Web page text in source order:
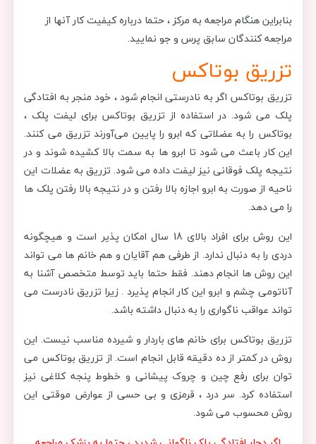
بنابراین هنگام مراجعه به مرکز ، حتما درباره کیفیت کار آنها از
مراجعه کنندگان سابق پرس و جو نمایید.
تزریق بوتاکس
تزریق بوتاکس اگر به نادرستی انجام شود ، خود منجر به افتادگی
پلک می شود. در استفاده از تزریق بوتاکس برای لیفت پلک ،
بوتاکس را به عضلاتی که ابرو را پایین می‌آورند تزریق می کنند.
این کار باعث می شود تا ابرو ها به سمت بالا کشیده شوند و در
نتیجه پلک فوقانی نیز لیفت داده می شود. تزریق به عضلات این
ناحیه از صورت به ابرو اجازه‌ بالا رفتن و در نتیجه بالا رفتن پلک ها
را می دهد.
این روش برای افراد بالای 18 سال امکان پذیر است و هیچگونه
دردی را به دنبال ندارد. از طرفی هم آقایان و هم خانم ها می تواند
این روش ها انجام دهند. فقط حتما باید توسط متخصص آشنا به
آناتومی چشم و ابرو این کار انجام پذیرد . زیرا تزریق نادرست می
تواند عواقب ناگواری را به دنبال داشته باشد.
تزریق بوتاکس برای خانم های باردار و شیرده مناسب نیست. این
روش در کمتر از ده دقیقه قابل انجام است. از تزریق بوتاکس می
توان برای رفع چین و چروک پیشانی و خطوط پنجه کلاغی نیز
استفاده کرد. سر درد ، قرمزی و بی حسی از عوارض موقتی این
روش محسوب می شود.